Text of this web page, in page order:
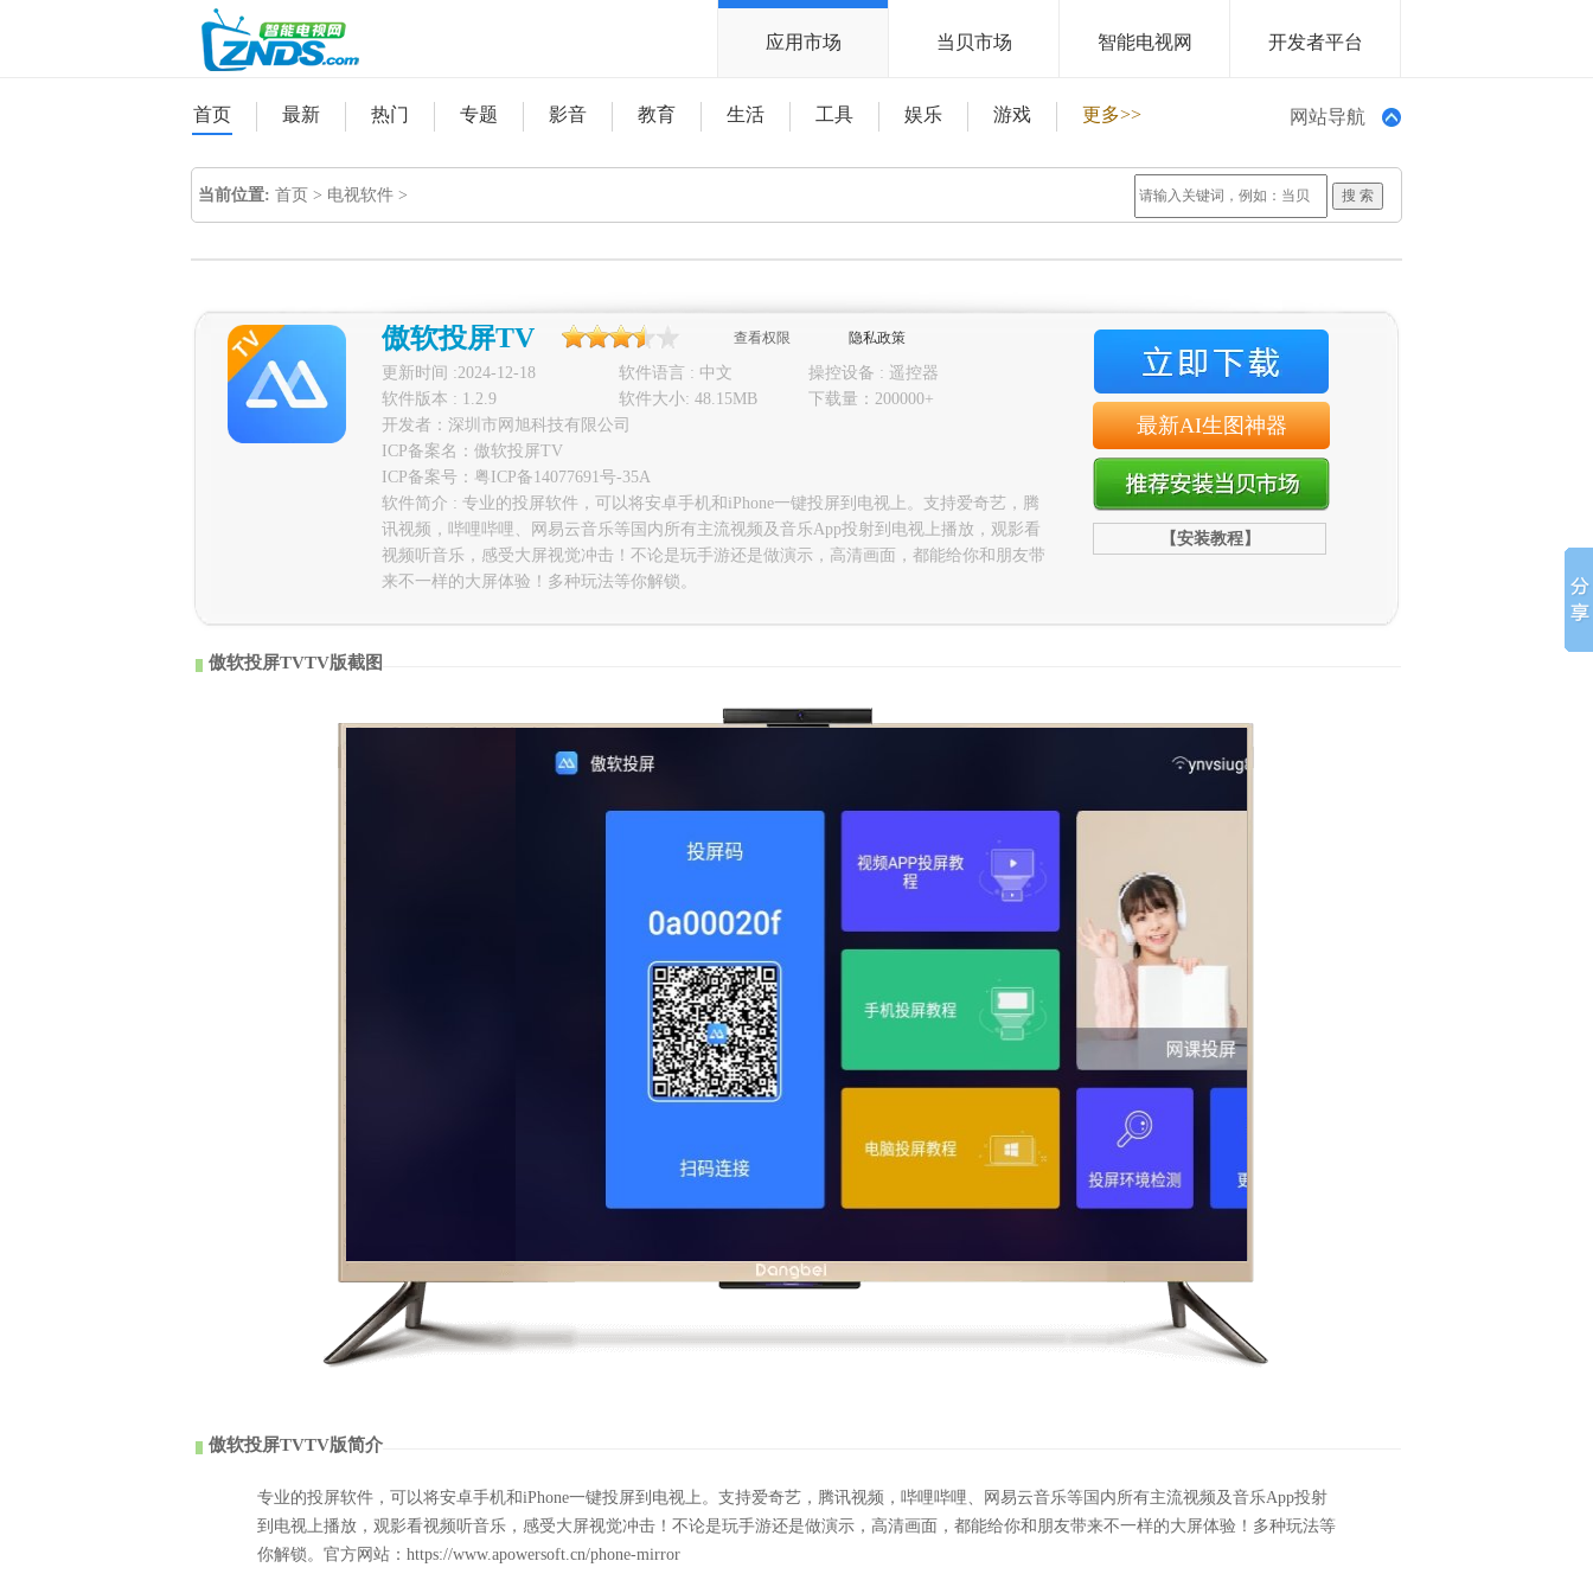
应用市场 当贝市场 智能电视网 开发者平台
首页 最新 热门 专题 影音 教育 生活 工具 娱乐 游戏 更多>> 网站导航
当前位置: 首页 > 电视软件 >
傲软投屏TV 查看权限 隐私政策
更新时间 :2024-12-18 软件语言 : 中文
操控设备 : 遥控器
软件版本 : 1.2.9
软件大小: 48.15MB
下载量：200000+
开发者：深圳市网旭科技有限公司
ICP备案名：傲软投屏TV
ICP备案号： 粤ICP备14077691号-35A
软件简介 : 专业的投屏软件，可以将安卓手机和iPhone一键投屏到电视上。支持爱奇艺，腾
讯视频，哔哩哔哩、网易云音乐等国内所有主流视频及音乐App投射到电视上播放，观影看
视频听音乐，感受大屏视觉冲击！不论是玩手游还是做演示，高清画面，都能给你和朋友带
来不一样的大屏体验！多种玩法等你解锁。
最新AI生图神器
【安装教程】
傲软投屏TVTV版截图
傲软投屏TVTV版简介
专业的投屏软件，可以将安卓手机和iPhone一键投屏到电视上。支持爱奇艺，腾讯视频，哔哩哔哩、网易云音乐等国内所有主流视频及音乐App投射
到电视上播放，观影看视频听音乐，感受大屏视觉冲击！不论是玩手游还是做演示，高清画面，都能给你和朋友带来不一样的大屏体验！多种玩法等
你解锁。官方网站：https://www.apowersoft.cn/phone-mirror